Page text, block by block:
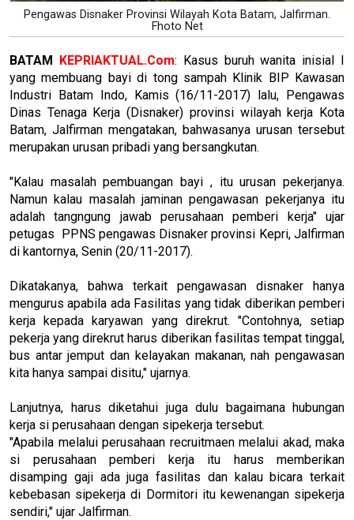
Pengawas Disnaker Provinsi Wilayah Kota Batam, Jalfirman.
Fhoto Net
BATAM KEPRIAKTUAL.Com: Kasus buruh wanita inisial I
yang membuang bayi di tong sampah Klinik BIP Kawasan
Industri Batam Indo, Kamis (16/11-2017) lalu, Pengawas
Dinas Tenaga Kerja (Disnaker) provinsi wilayah kerja Kota
Batam, Jalfirman mengatakan, bahwasanya urusan tersebut
merupakan urusan pribadi yang bersangkutan.
"Kalau masalah pembuangan bayi , itu urusan pekerjanya.
Namun kalau masalah jaminan pengawasan pekerjanya itu
adalah tangngung jawab perusahaan pemberi kerja" ujar
petugas PPNS pengawas Disnaker provinsi Kepri, Jalfirman
di kantornya, Senin (20/11-2017).
Dikatakanya, bahwa terkait pengawasan disnaker hanya
mengurus apabila ada Fasilitas yang tidak diberikan pemberi
kerja kepada karyawan yang direkrut. "Contohnya, setiap
pekerja yang direkrut harus diberikan fasilitas tempat tinggal,
bus antar jemput dan kelayakan makanan, nah pengawasan
kita hanya sampai disitu," ujarnya.
Lanjutnya, harus diketahui juga dulu bagaimana hubungan
kerja si perusahaan dengan sipekerja tersebut.
"Apabila melalui perusahaan recruitmaen melalui akad, maka
si perusahaan pemberi kerja itu harus memberikan
disamping gaji ada juga fasilitas dan kalau bicara terkait
kebebasan sipekerja di Dormitori itu kewenangan sipekerja
sendiri," ujar Jalfirman.